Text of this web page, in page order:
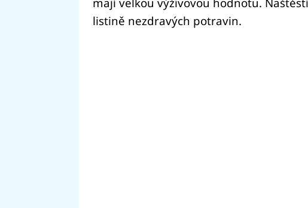
listině nezdravých potravin.